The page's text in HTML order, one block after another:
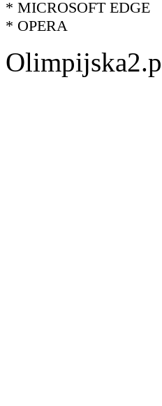
* MICROSOFT EDGE
* OPERA